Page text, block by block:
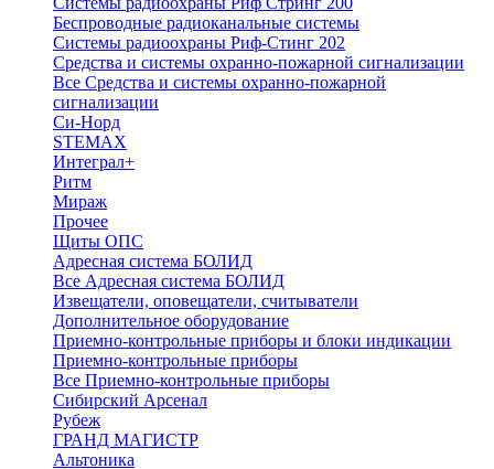
Беспроводные радиоканальные системы
Системы радиоохраны Риф-Стинг 202
Средства и системы охранно-пожарной сигнализации
Все Средства и системы охранно-пожарной
сигнализации
Си-Норд
STEMAX
Интеграл+
Ритм
Мираж
Прочее
Щиты ОПС
Адресная система БОЛИД
Все Адресная система БОЛИД
Извещатели, оповещатели, считыватели
Дополнительное оборудование
Приемно-контрольные приборы и блоки индикации
Приемно-контрольные приборы
Все Приемно-контрольные приборы
Сибирский Арсенал
Рубеж
ГРАНД МАГИСТР
Альтоника